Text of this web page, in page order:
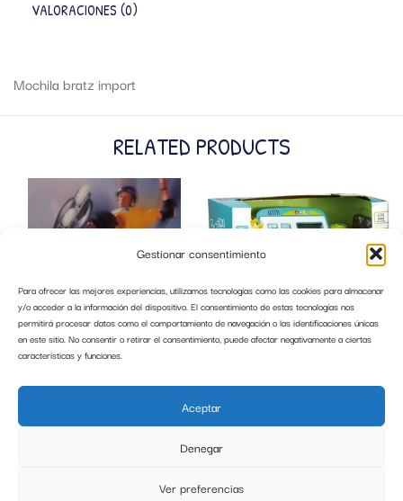
Gestionar consentimiento
Para ofrecer las mejores experiencias, utilizamos tecnologías como las cookies para almacenar
y/o acceder a la información del dispositivo. El consentimiento de estas tecnologías nos
permitirá procesar datos como el comportamiento de navegación o las identificaciones únicas
en este sitio. No consentir o retirar el consentimiento, puede afectar negativamente a ciertas
características y funciones.
Aceptar
Denegar
Ver preferencias
VALORACIONES (0)
Mochila bratz import
RELATED PRODUCTS
ACTION IN LINE SKATE TALLA 34-37